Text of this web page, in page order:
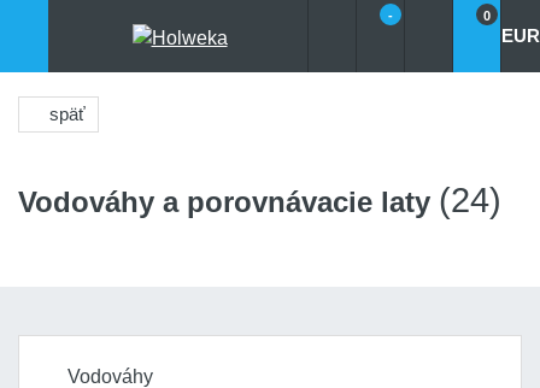
- 0
EUR
späť
Vodováhy a porovnávacie laty (24)
Vodováhy